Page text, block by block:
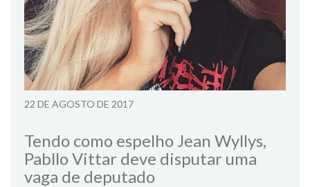
22 DE AGOSTO DE 2017
Tendo como espelho Jean Wyllys,
Pabllo Vittar deve disputar uma
vaga de deputado